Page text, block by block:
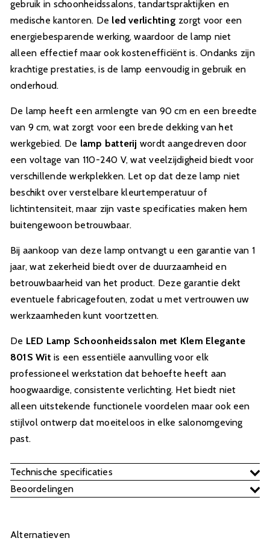
gebruik in schoonheidssalons, tandartspraktijken en
medische kantoren. De led verlichting zorgt voor een
energiebesparende werking, waardoor de lamp niet
alleen effectief maar ook kostenefficiënt is. Ondanks zijn
krachtige prestaties, is de lamp eenvoudig in gebruik en
onderhoud.
De lamp heeft een armlengte van 90 cm en een breedte
van 9 cm, wat zorgt voor een brede dekking van het
werkgebied. De lamp batterij wordt aangedreven door
een voltage van 110-240 V, wat veelzijdigheid biedt voor
verschillende werkplekken. Let op dat deze lamp niet
beschikt over verstelbare kleurtemperatuur of
lichtintensiteit, maar zijn vaste specificaties maken hem
buitengewoon betrouwbaar.
Bij aankoop van deze lamp ontvangt u een garantie van 1
jaar, wat zekerheid biedt over de duurzaamheid en
betrouwbaarheid van het product. Deze garantie dekt
eventuele fabricagefouten, zodat u met vertrouwen uw
werkzaamheden kunt voortzetten.
De LED Lamp Schoonheidssalon met Klem Elegante
801S Wit is een essentiële aanvulling voor elk
professioneel werkstation dat behoefte heeft aan
hoogwaardige, consistente verlichting. Het biedt niet
alleen uitstekende functionele voordelen maar ook een
stijlvol ontwerp dat moeiteloos in elke salonomgeving
past.
Technische specificaties
Beoordelingen
Alternatieven